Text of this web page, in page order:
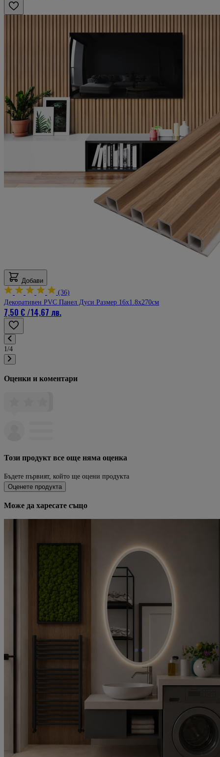
Добави
(36)
Декоративен PVC Панел Дуси Размер 16х1.8х270см
7,50 €/14,67 лв.
1/4
Оценки и коментари
Този продукт все още няма оценка
Бъдете първият, който ще оцени продукта
Оценете продукта
Може да харесате също